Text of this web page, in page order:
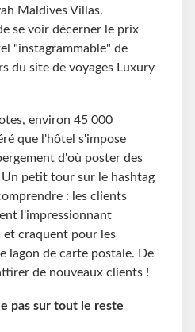
Maldives Villas.
se voir décerner le prix
"instagrammable" de
du site de voyages Luxury
environ 45 000
que l'hôtel s'impose
d'où poster des
petit tour sur le hashtag
: les clients
l'impressionnant
et craquent pour les
lagon de carte postale. De
de nouveaux clients !
pas sur tout le reste